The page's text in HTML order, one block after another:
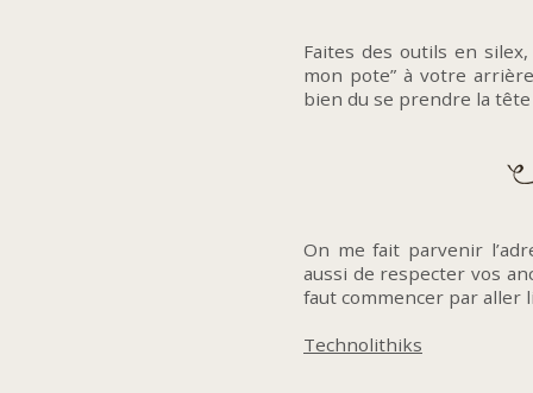
Faites des outils en
mon pote” à votre
bien du se prendre la tête
On me fait parvenir
aussi de respecter vos
faut commencer par aller
Technolithiks